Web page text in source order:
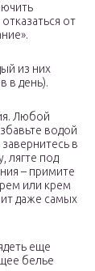
от
из них
в день).
Любой
водой
в
лягте под
– примите
или крем
даже самых
еще
белье